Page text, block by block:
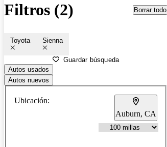
Filtros (2) Borrar todo
Toyota Sienna
Guardar búsqueda
Autos usados
Autos nuevos
Ubicación:
Auburn, CA